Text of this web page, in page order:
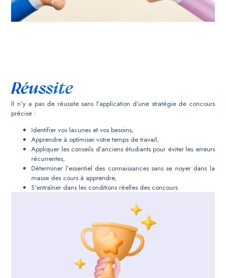
Réussite
Il n’y a pas de réussite sans l’application d’une stratégie de concours
précise :
Identifier vos lacunes et vos besoins,
Apprendre à optimiser votre temps de travail,
Appliquer les conseils d’anciens étudiants pour éviter les erreurs
récurrentes,
Déterminer l’essentiel des connaissances sans se noyer dans la
masse des cours à apprendre,
S’entraîner dans les conditions réelles des concours.